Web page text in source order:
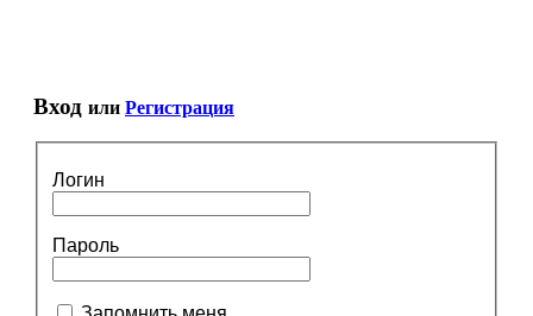
Вход или Регистрация
Логин
Пароль